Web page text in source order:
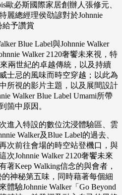
歐必斯國際家居創辦人張修元、
麗總經理侯劭諺對於Johnnie
給予讚賞
Blue Label與Johnnie Walker
Walker 2120奢饗未來視，特
來兩世紀的卓越傳統，以及持續
士忌的風味而時空穿越；以此為
所視的影片主題，以及展間設計
Walker Blue Label Umami所帶
箇中原因。
進入特設的數位沈浸體驗區、雲
Walker及Blue Label的過去、
次前往會場的時空站登機口，與
Johnnie Walker 2120奢饗未來
Keep Walking信念的與會者，
神秘第五味，同時藉著每個細
驗Johnnie Walker「Go Beyond